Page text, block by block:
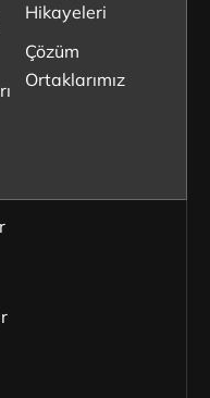
Hikayeleri
Çözüm
Ortaklarımız